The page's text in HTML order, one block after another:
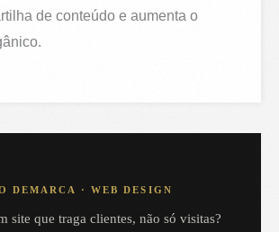
de conteúdo e aumenta o
DEMARCA · WEB DESIGN
site que traga clientes, não só visitas?